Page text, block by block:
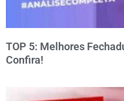
TOP 5: Melhores
Confira!